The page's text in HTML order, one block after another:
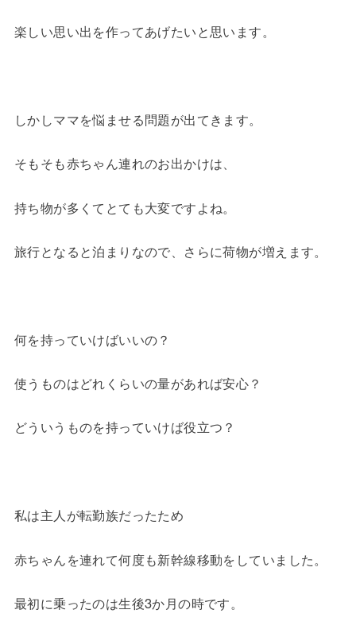
楽しい思い出を作ってあげたいと思います。
しかしママを悩ませる問題が出てきます。
そもそも赤ちゃん連れのお出かけは、
持ち物が多くてとても大変ですよね。
旅行となると泊まりなので、さらに荷物が増えます。
何を持っていけばいいの？
使うものはどれくらいの量があれば安心？
どういうものを持っていけば役立つ？
私は主人が転勤族だったため
赤ちゃんを連れて何度も新幹線移動をしていました。
最初に乗ったのは生後3か月の時です。